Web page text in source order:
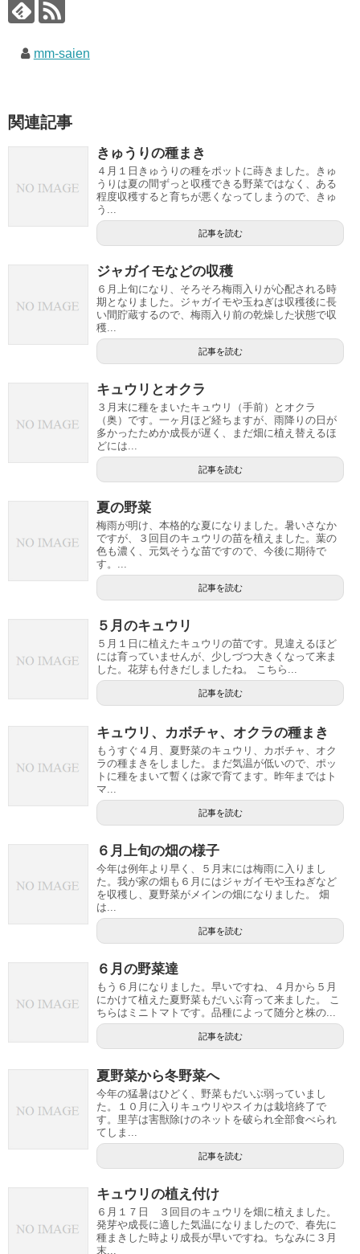
mm-saien
関連記事
きゅうりの種まき
４月１日きゅうりの種をポットに蒔きました。きゅ
うりは夏の間ずっと収穫できる野菜ではなく、ある
程度収穫すると育ちが悪くなってしまうので、きゅ
う...
記事を読む
ジャガイモなどの収穫
６月上旬になり、そろそろ梅雨入りが心配される時
期となりました。ジャガイモや玉ねぎは収穫後に長
い間貯蔵するので、梅雨入り前の乾燥した状態で収
穫...
記事を読む
キュウリとオクラ
３月末に種をまいたキュウリ（手前）とオクラ
（奥）です。一ヶ月ほど経ちますが、雨降りの日が
多かったためか成長が遅く、まだ畑に植え替えるほ
どには...
記事を読む
夏の野菜
梅雨が明け、本格的な夏になりました。暑いさなか
ですが、３回目のキュウリの苗を植えました。葉の
色も濃く、元気そうな苗ですので、今後に期待で
す。...
記事を読む
５月のキュウリ
５月１日に植えたキュウリの苗です。見違えるほど
には育っていませんが、少しづつ大きくなって来ま
した。花芽も付きだしましたね。 こちら...
記事を読む
キュウリ、カボチャ、オクラの種まき
もうすぐ４月、夏野菜のキュウリ、カボチャ、オク
ラの種まきをしました。まだ気温が低いので、ポッ
トに種をまいて暫くは家で育てます。昨年まではト
マ...
記事を読む
６月上旬の畑の様子
今年は例年より早く、５月末には梅雨に入りまし
た。我が家の畑も６月にはジャガイモや玉ねぎなど
を収穫し、夏野菜がメインの畑になりました。 畑
は...
記事を読む
６月の野菜達
もう６月になりました。早いですね、４月から５月
にかけて植えた夏野菜もだいぶ育って来ました。 こ
ちらはミニトマトです。品種によって随分と株の...
記事を読む
夏野菜から冬野菜へ
今年の猛暑はひどく、野菜もだいぶ弱っていまし
た。１０月に入りキュウリやスイカは栽培終了で
す。里芋は害獣除けのネットを破られ全部食べられ
てしま...
記事を読む
キュウリの植え付け
６月１７日 ３回目のキュウリを畑に植えました。
発芽や成長に適した気温になりましたので、春先に
種まきした時より成長が早いですね。ちなみに３月
末...